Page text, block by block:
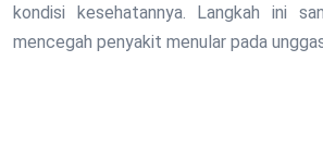
kondisi kesehatannya. Langkah ini
mencegah penyakit menular pada